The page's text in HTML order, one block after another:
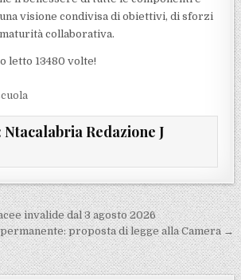
visione condivisa di obiettivi, di sforzi
collaborativa.
letto 13480 volte!
Ntacalabria Redazione J
articoli
invalide dal 3 agosto 2026
proposta di legge alla Camera →